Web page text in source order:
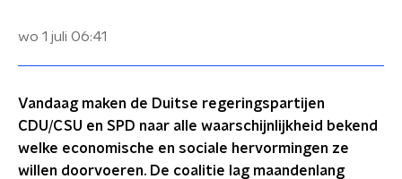
wo 1 juli 06:41
Vandaag maken de Duitse regeringspartijen
CDU/CSU en SPD naar alle waarschijnlijkheid bekend
welke economische en sociale hervormingen ze
willen doorvoeren. De coalitie lag maandenlang